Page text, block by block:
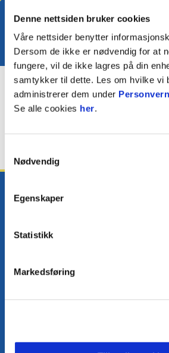
Denne nettsiden bruker cookies
Våre nettsider benytter
Dersom de ikke er nødvendig for at
fungere, vil de ikke lagres på din
samtykker til dette. Les om hvilke vi
administrerer dem under Personvern
Se alle cookies her.
Nødvendig
Egenskaper
Statistikk
Markedsføring
Anton Blandkjenn Frøge
FORSVARSSPILLER
Facebook Instagram